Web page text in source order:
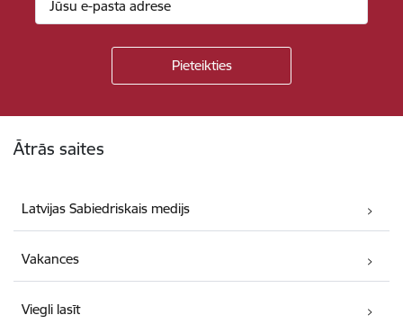
Ātrās saites
Latvijas Sabiedriskais medijs
Vakances
Viegli lasīt